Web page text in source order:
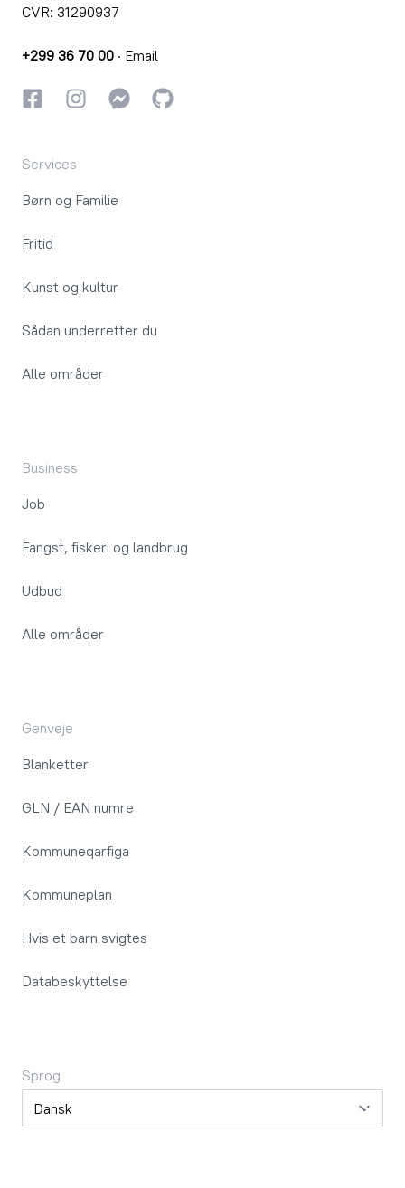
CVR: 31290937
+299 36 70 00 · Email
FacebookInstagramInstagram
GitHub
Services
Børn og Familie
Fritid
Kunst og kultur
Sådan underretter du
Alle områder
Business
Job
Fangst, fiskeri og landbrug
Udbud
Alle områder
Genveje
Blanketter
GLN / EAN numre
Kommuneqarfiga
Kommuneplan
Hvis et barn svigtes
Databeskyttelse
Sprog
Sprog